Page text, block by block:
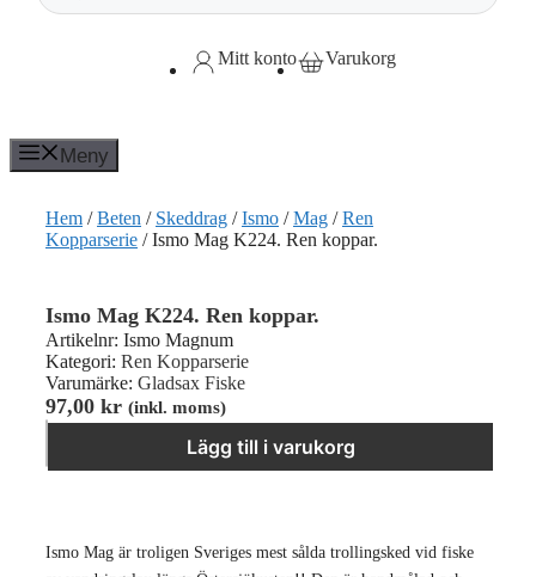
Mitt konto Varukorg
Meny
Hem /Beten / Skeddrag /Ismo /Mag /Ren
Kopparserie / Ismo Mag K224. Ren koppar.
Ismo Mag K224. Ren koppar.
97,00 kr (inkl. moms)
Ismo Mag K224. Ren koppar. mängd
Lägg till i varukorg
Artikelnr: Ismo Magnum
Kategori: Ren Kopparserie
Varumärke: Gladsax Fiske
Ismo Mag är troligen Sveriges mest sålda trollingsked vid fiske